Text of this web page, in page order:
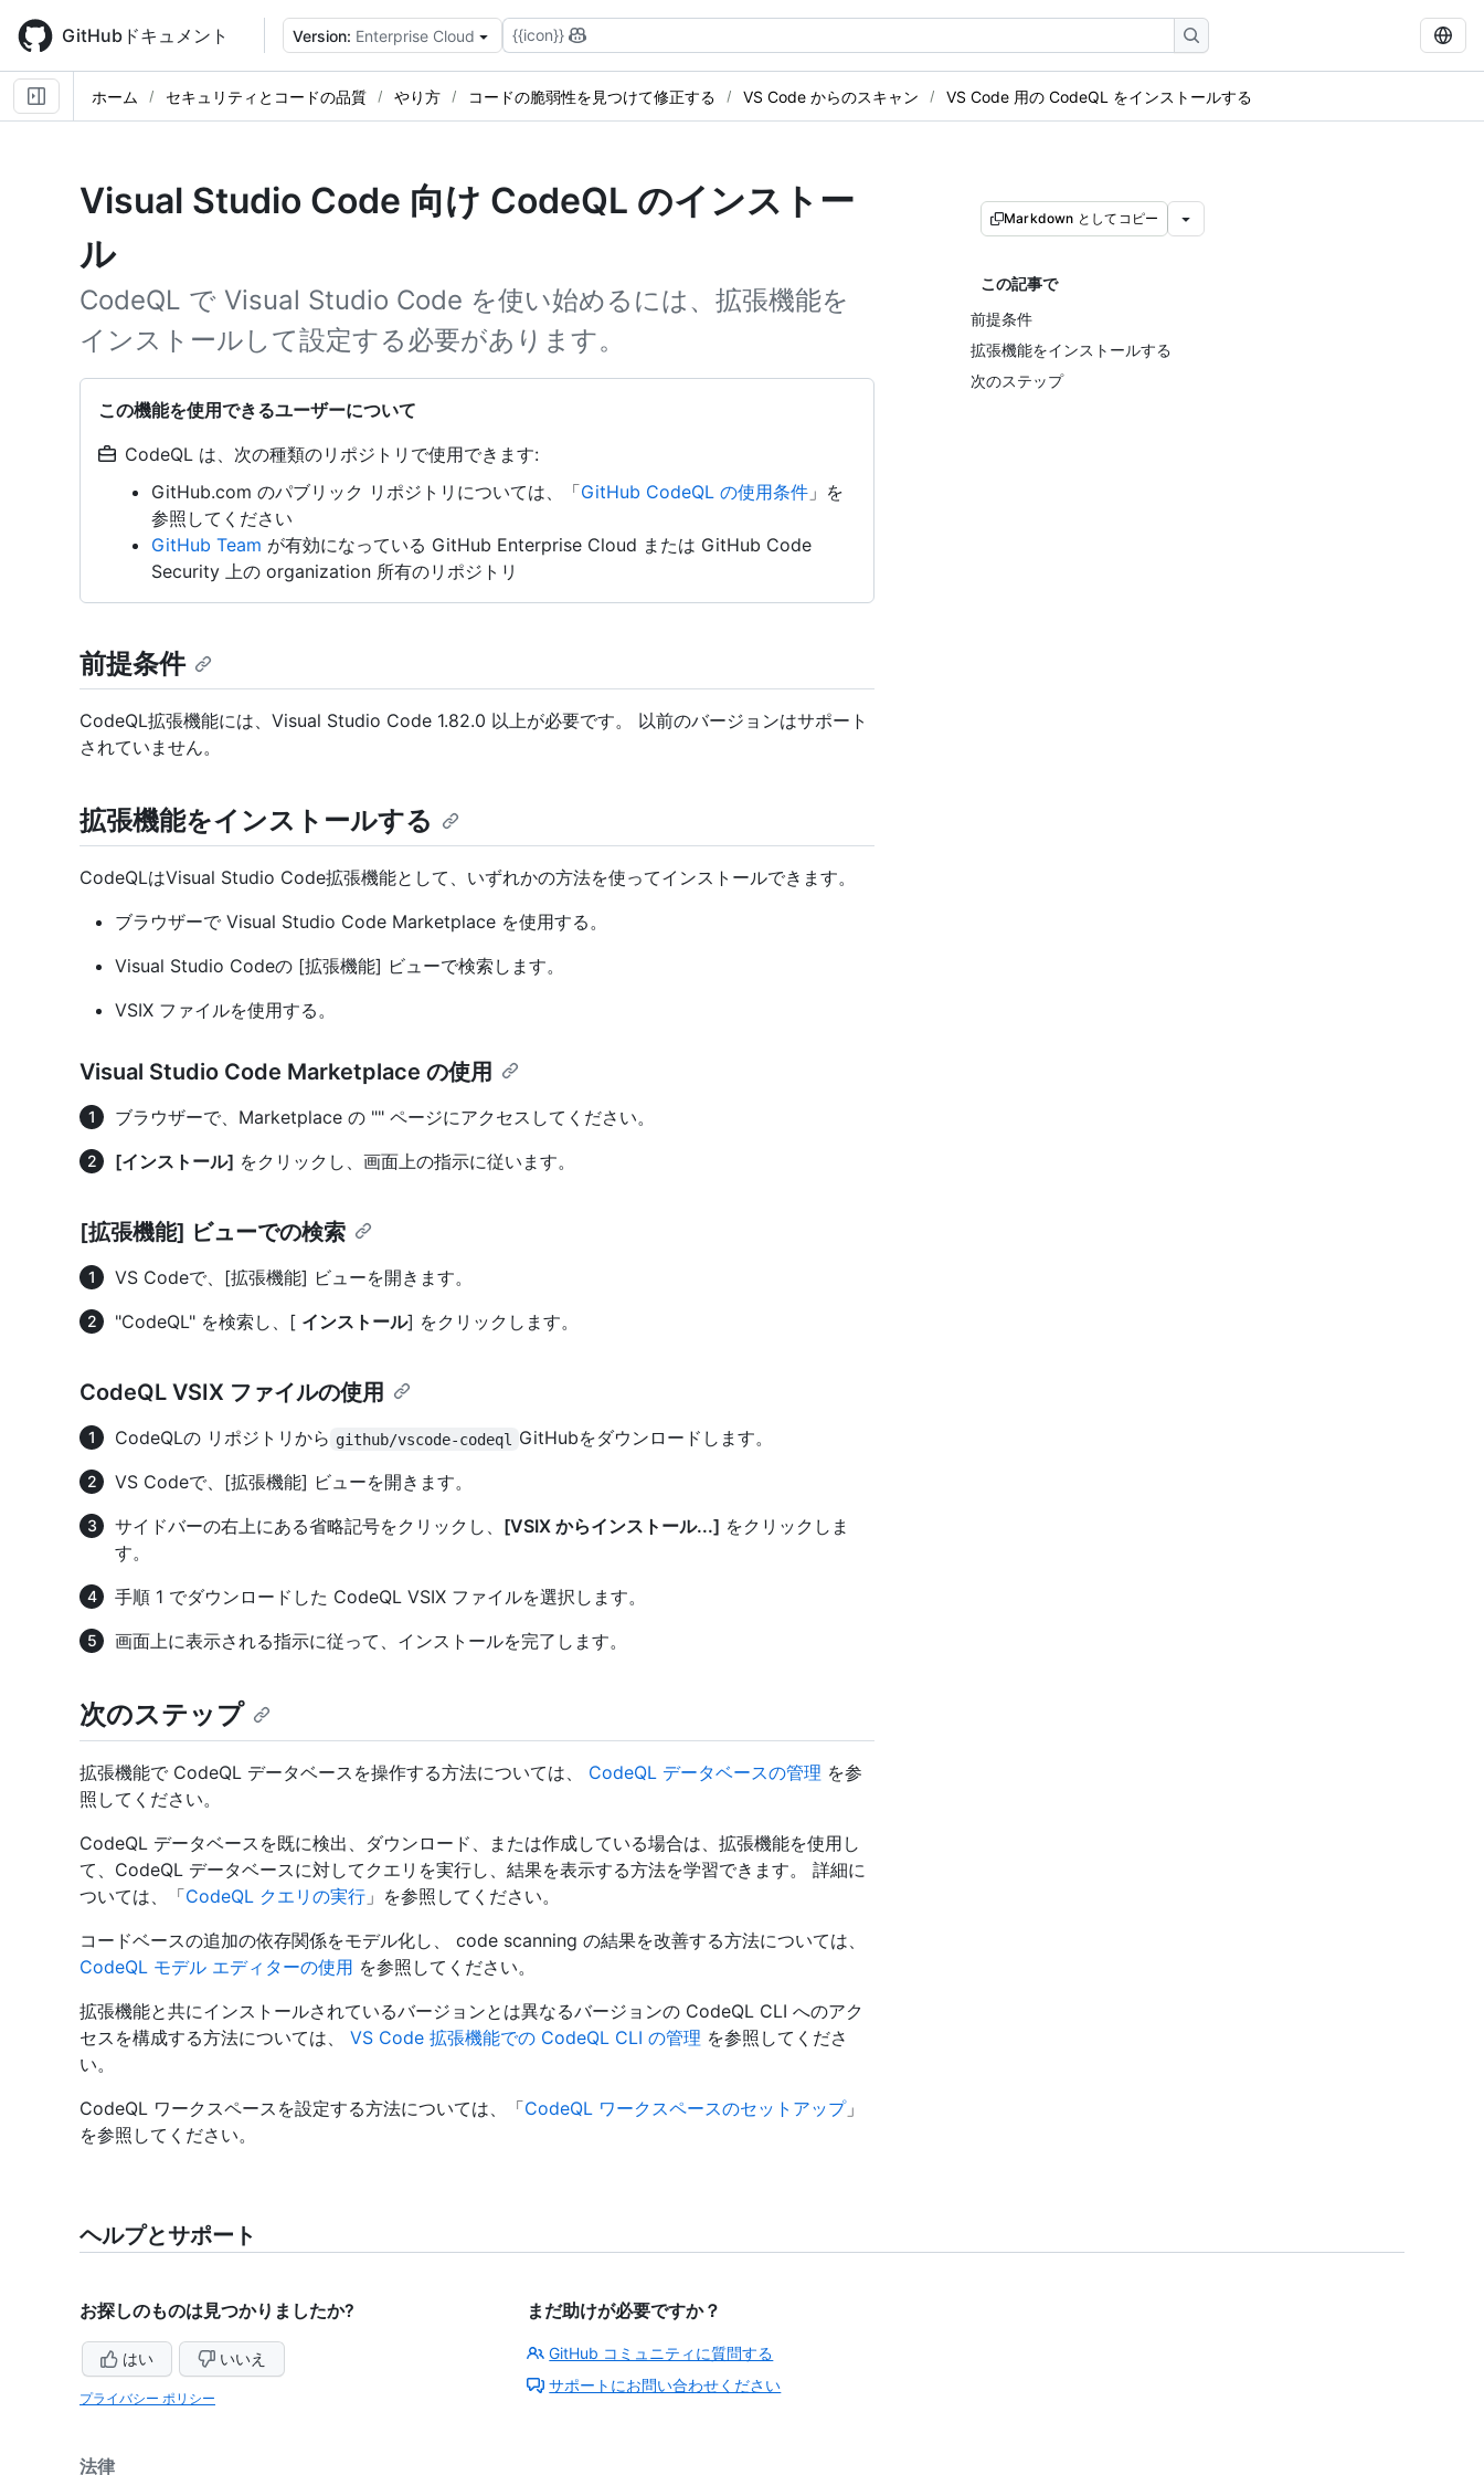
main
content
GitHubドキュメント Version: Enterprise Cloud {{icon}}
ホーム セキュリティとコードの品質 やり方 コードの脆弱性を見つけて修正する VS Code からのスキャン VS Code 用の CodeQL をインストールする
Visual Studio Code 向け CodeQL のインストー
ル
CodeQL で Visual Studio Code を使い始めるには、拡張機能を
インストールして設定する必要があります。
この機能を使用できるユーザーについて
CodeQL は、次の種類のリポジトリで使用できます:
GitHub.com のパブリック リポジトリについては、「GitHub CodeQL の使用条件 」を
参照してください
GitHub Team が有効になっている GitHub Enterprise Cloud または GitHub Code
Security 上の organization 所有のリポジトリ
Markdown としてコピー
この記事で
前提条件
拡張機能をインストールする
次のステップ
前提条件
CodeQL拡張機能には、Visual Studio Code 1.82.0 以上が必要です。 以前のバージョンはサポート
されていません。
拡張機能をインストールする
CodeQLはVisual Studio Code拡張機能として、いずれかの方法を使ってインストールできます。
ブラウザーで Visual Studio Code Marketplace を使用する。
Visual Studio Codeの [拡張機能] ビューで検索します。
VSIX ファイルを使用する。
Visual Studio Code Marketplace の使用
ブラウザーで、Marketplace の "" ページにアクセスしてください。
[インストール] をクリックし、画面上の指示に従います。
[拡張機能] ビューでの検索
VS Codeで、[拡張機能] ビューを開きます。
"CodeQL" を検索し、[ インストール] をクリックします。
CodeQL VSIX ファイルの使用
CodeQLの リポジトリから github/vscode-codeql
GitHubをダウンロードします。
VS Codeで、[拡張機能] ビューを開きます。
サイドバーの右上にある省略記号をクリックし、 [VSIX からインストール...] をクリックしま
す。
手順 1 でダウンロードした CodeQL VSIX ファイルを選択します。
画面上に表示される指示に従って、インストールを完了します。
次のステップ
拡張機能で CodeQL データベースを操作する方法については、 CodeQL データベースの管理 を参
照してください。
CodeQL データベースを既に検出、ダウンロード、または作成している場合は、拡張機能を使用し
て、CodeQL データベースに対してクエリを実行し、結果を表示する方法を学習できます。 詳細に
ついては、「CodeQL クエリの実行 」を参照してください。
コードベースの追加の依存関係をモデル化し、 code scanning の結果を改善する方法については、
CodeQL モデル エディターの使用 を参照してください。
拡張機能と共にインストールされているバージョンとは異なるバージョンの CodeQL CLI へのアク
セスを構成する方法については、 VS Code 拡張機能での CodeQL CLI の管理 を参照してくださ
い。
CodeQL ワークスペースを設定する方法については、「CodeQL ワークスペースのセットアップ」
を参照してください。
ヘルプとサポート
お探しのものは見つかりましたか?
はい いいえ
プライバシー ポリシー
まだ助けが必要ですか？
GitHub コミュニティに質問する
サポートにお問い合わせください
法律